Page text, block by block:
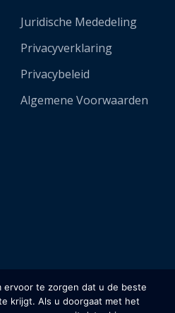
Juridische Mededeling
Privacyverklaring
Privacybeleid
Algemene Voorwaarden
ervoor te zorgen dat u de beste
krijgt. Als u doorgaat met het